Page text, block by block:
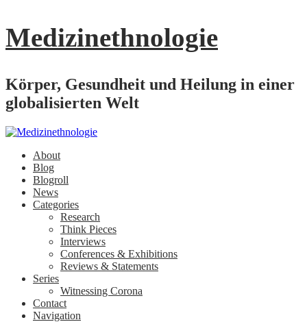
Medizinethnologie
Körper, Gesundheit und Heilung in einer
globalisierten Welt
About
Blog
Blogroll
News
Categories
Research
Think Pieces
Interviews
Conferences & Exhibitions
Reviews & Statements
Series
Witnessing Corona
Contact
Navigation